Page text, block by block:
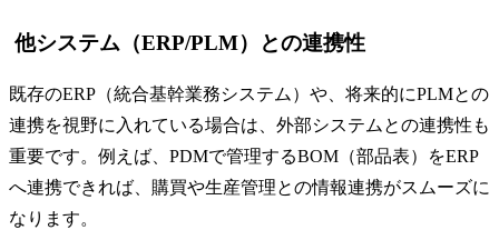
他システム（ERP/PLM）との連携性
既存のERP（統合基幹業務システム）や、将来的にPLMとの
連携を視野に入れている場合は、外部システムとの連携性も
重要です。例えば、PDMで管理するBOM（部品表）をERP
へ連携できれば、購買や生産管理との情報連携がスムーズに
なります。